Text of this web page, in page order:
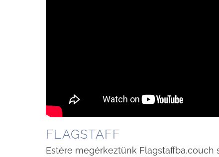
FLAGSTAFF
Estére megérkeztünk Flagstaffba,couch